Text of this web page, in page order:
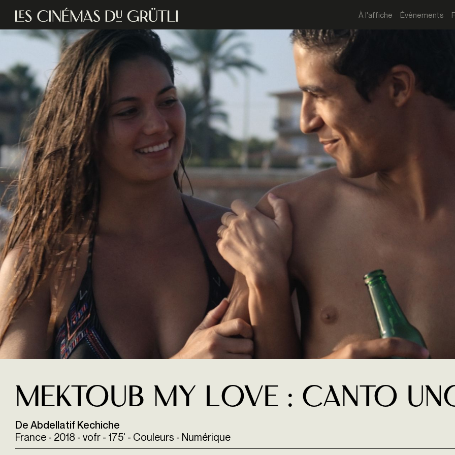
Aller au contenu principal
À l'affiche Évènements
Mektoub my love : Canto
De Abdellatif Kechiche
France - 2018 - vofr - 175' - Couleurs - Numérique